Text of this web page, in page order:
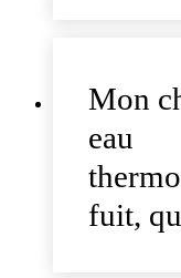
Mon
eau
fuit,